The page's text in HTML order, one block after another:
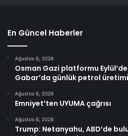
En Güncel Haberler
Ağustos 6, 2026
Osman Gazi platformu
Gabar’da günlük petrol
Ağustos 6, 2026
Emniyet’ten UYUMA çağrısı
Ağustos 6, 2026
Trump: Netanyahu, ABD’de